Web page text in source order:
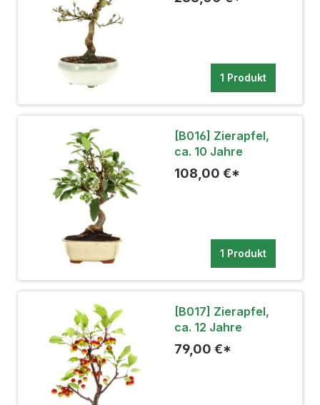
1 Produkt
[B016] Zierapfel,
ca. 10 Jahre
108,00 €*
1 Produkt
[B017] Zierapfel,
ca. 12 Jahre
79,00 €*